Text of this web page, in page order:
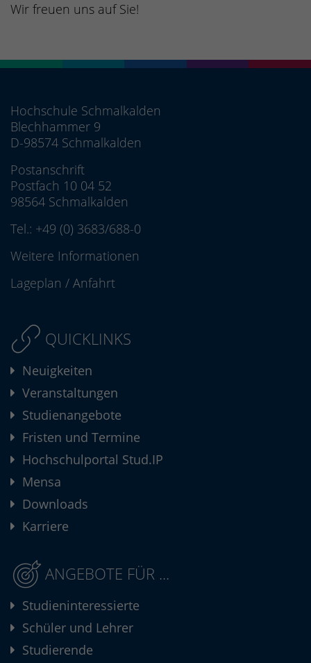
Wir freuen uns auf Sie!
Hochschule Schmalkalden
Blechhammer 9
D-98574 Schmalkalden
Postanschrift
Postfach 10 04 52
98564 Schmalkalden
Tel.: +49 (0) 3683/688-0
Weitere Informationen
Lageplan / Anfahrt
QUICKLINKS
Neuigkeiten
Veranstaltungen
Studienangebote
Fristen und Termine
Hochschulportal Stud.IP
Mensa
Downloads
Karriere
ANGEBOTE FÜR ...
Studieninteressierte
Schüler und Lehrer
Studierende